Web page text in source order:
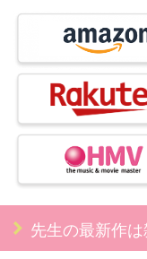
先生の最新作